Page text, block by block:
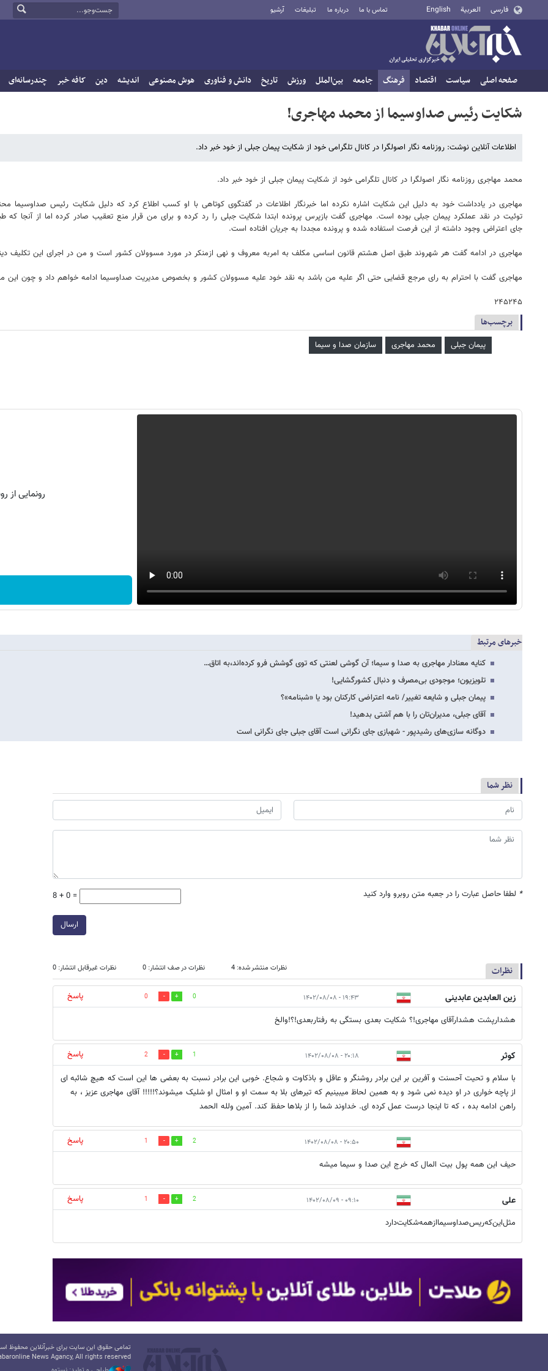
فارسی العربية English تماس با ما درباره ما تبلیغات آرشیو
صفحه اصلی سیاست اقتصاد فرهنگ جامعه بین‌الملل ورزش تاریخ دانش و فناوری هوش مصنوعی اندیشه دین کافه خبر چندرسانه‌ای
شکایت رئیس صداوسیما از محمد مهاجری!
اطلاعات آنلاین نوشت: روزنامه نگار اصولگرا در کانال تلگرامی خود از شکایت پیمان جبلی از خود خبر داد.
محمد مهاجری روزنامه نگار اصولگرا در کانال تلگرامی خود از شکایت پیمان جبلی از خود خبر داد.
مهاجری در یادداشت خود به دلیل این شکایت اشاره نکرده اما خبرنگار اطلاعات در گفتگوی کوتاهی با او کسب اطلاع کرد که دلیل شکایت رئیس صداوسیما
توئیت در نقد عملکرد پیمان جبلی بوده است. مهاجری گفت بازپرس پرونده ابتدا شکایت جبلی را رد کرده و برای من قرار منع تعقیب صادر کرده اما از آنجا که
جای اعتراض وجود داشته از این فرصت استفاده شده و پرونده مجددا به جریان افتاده است.
مهاجری در ادامه گفت هر شهروند طبق اصل هشتم قانون اساسی مکلف به امربه معروف و نهی‌ ازمنکر در مورد مسوولان کشور است و من در اجرای این تکلیف
مهاجری گفت با احترام به رای مرجع قضایی حتی اگر علیه من باشد به نقد خود علیه مسوولان کشور و بخصوص مدیریت صداوسیما ادامه خواهم داد و چون این
۲۴۵۲۴۵
برچسب‌ها
پیمان جبلی محمد مهاجری سازمان صدا و سیما
رونمایی از
خبرهای مرتبط
کنایه معنادار مهاجری به صدا و سیما؛ آن گوشی لعنتی که توی گوشش فرو کرده‌اند،به اتاق…
تلویزیون؛ موجودی بی‌مصرف و دنبال کشورگشایی!
پیمان جبلی و شایعه تغییر/ نامه اعتراضی کارکنان بود یا «شبنامه»؟
آقای جبلی، مدیران‌تان را با هم آشتی بدهید!
دوگانه سازی‌های رشیدپور - شهبازی جای نگرانی است آقای جبلی جای نگرانی است
نظر شما
* لطفا حاصل عبارت را در جعبه متن روبرو وارد کنید 8 + 0 =
ارسال
نظرات نظرات منتشر شده: 4 نظرات در صف انتشار: 0 نظرات غیرقابل انتشار: 0
زین العابدین عابدینی ۱۹:۴۳ - ۱۴۰۲/۰۸/۰۸ 0
0
پاسخ
هشدارپشت هشدارآقای مهاجری!؟ شکایت بعدی بستگی به رفتاربعدی!؟!والخ
کوثر ۲۰:۱۸ - ۱۴۰۲/۰۸/۰۸ 1
2
پاسخ
با سلام و تحیت آحسنت و آفرین بر این برادر روشنگر و عاقل و باذکاوت و شجاع. خوبی این برادر نسبت به بعضی ها این است که هیچ شائبه ای
از پاچه خواری در او دیده نمی شود و به همین لحاظ میبینیم که تیرهای بلا به سمت او و امثال او شلیک میشوند؟!!!!! آقای مهاجری عزیز ، به
راهن ادامه بده ، که تا اینجا درست عمل کرده ای. خداوند شما را از بلاها حفظ کند. آمین ولله الحمد
۲۰:۵۰ - ۱۴۰۲/۰۸/۰۸ 2
1
پاسخ
حیف این همه پول بیت المال که خرج این صدا و سیما میشه
علی ۰۹:۱۰ - ۱۴۰۲/۰۸/۰۹ 2
1
پاسخ
مثل‌این‌که‌ریس‌صداوسیما‌ازهمه‌شکایت‌دارد
تمامی حقوق این سایت برای خبرآنلاین محفوظ
News Agancy, All rights reserved